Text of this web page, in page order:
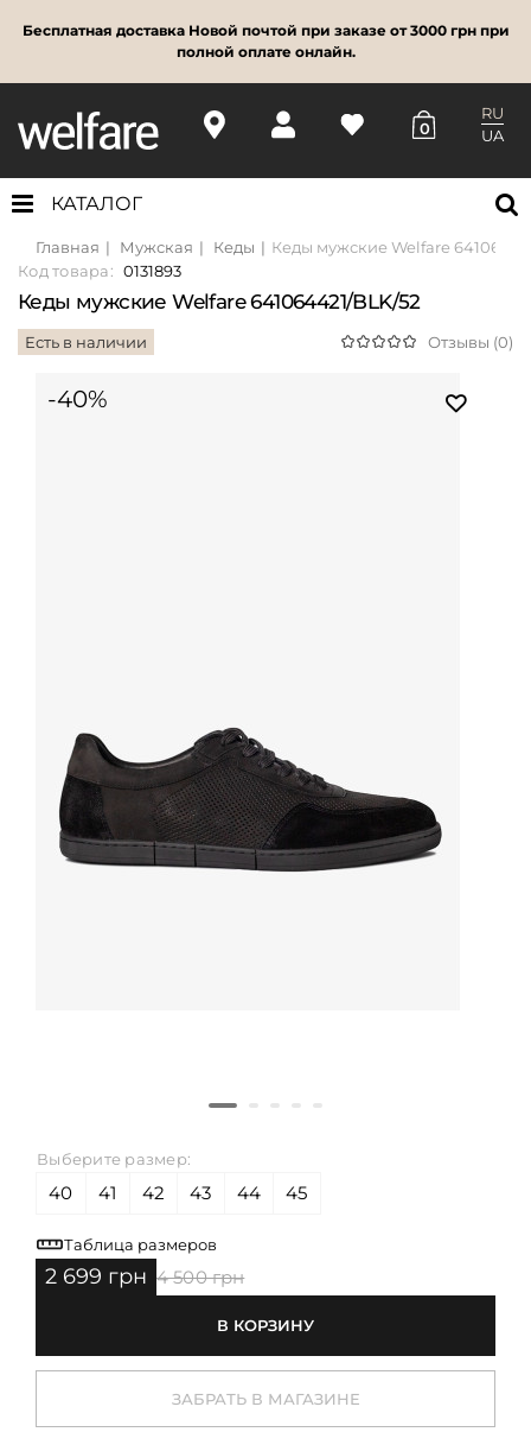
Бесплатная доставка Новой почтой при заказе от 3000 грн при
полной оплате онлайн.
0
RU
UA
КАТАЛОГ
Главная Мужская Кеды
Кеды мужские Welfare
Код товара: 0131893
Кеды мужские Welfare 641064421/BLK/52
Есть в наличии Отзывы (0)
-40%
Выберите размер:
40 41 42 43 44 45
Таблица размеров
2 699 грн 4 500 грн
В КОРЗИНУ
ЗАБРАТЬ В МАГАЗИНЕ